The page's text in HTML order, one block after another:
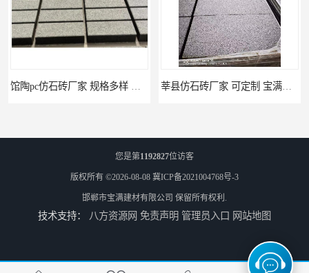
上党仿石砖厂家 坚固耐用 宝满建材 冠县便道砖厂家 宝满建材
您是第1192827位访客
版权所有 ©2026-08-08 冀ICP备2021004768号-3
邯郸市宝满建材有限公司 保留所有权利.
技术支持： 八方资源网 免责声明 管理员入口 网站地图